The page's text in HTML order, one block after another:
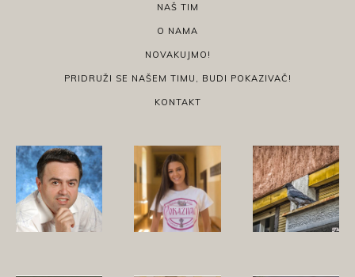
NAŠ TIM
O NAMA
NOVAKUJMO!
PRIDRUŽI SE NAŠEM TIMU, BUDI POKAZIVAČ!
KONTAKT